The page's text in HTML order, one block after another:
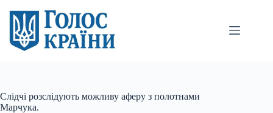
вмісту
Слідчі розслідують можливу аферу з полотнами
Марчука.